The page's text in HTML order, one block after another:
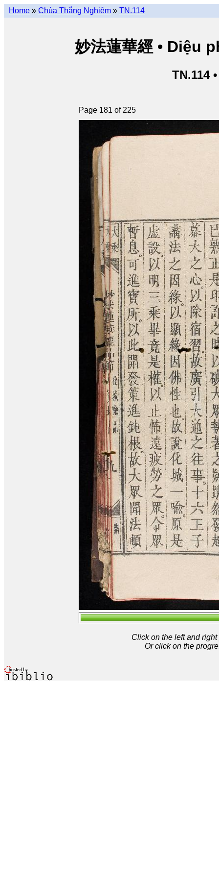
Home » Chùa Thắng Nghiêm » TN.114
妙法蓮華經 • Diệu
TN.114
Page 181 of 225
Click on the left and
Or click on the